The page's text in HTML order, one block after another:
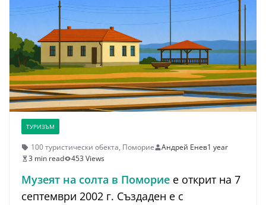
ТУРИЗЪМ
100 туристически обекта, Поморие Андрей Енев1 year
3 min read
453 Views
Музеят на солта в Поморие е открит на 7
септември 2002 г. Създаден е с